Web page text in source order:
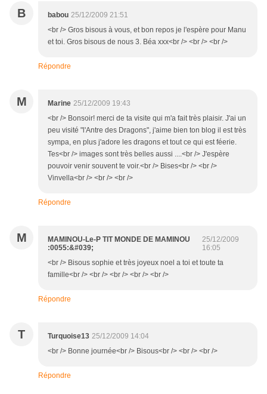
B babou 25/12/2009 21:51
<br /> Gros bisous à vous, et bon repos je l'espère pour Manu
et toi. Gros bisous de nous 3. Béa xxx<br /> <br /> <br />
Répondre
M Marine 25/12/2009 19:43
<br /> Bonsoir! merci de ta visite qui m'a fait très plaisir. J'ai un
peu visité "l'Antre des Dragons", j'aime bien ton blog il est très
sympa, en plus j'adore les dragons et tout ce qui est féerie.
Tes<br /> images sont très belles aussi ....<br /> J'espère
pouvoir venir souvent te voir.<br /> Bises<br /> <br />
Vinvella<br /> <br /> <br />
Répondre
M
MAMINOU-Le-P TIT MONDE DE MAMINOU
:0055:&#039;
25/12/2009
16:05
<br /> Bisous sophie et très joyeux noel a toi et toute ta
famille<br /> <br /> <br /> <br /> <br />
Répondre
T Turquoise13 25/12/2009 14:04
<br /> Bonne journée<br /> Bisous<br /> <br /> <br />
Répondre